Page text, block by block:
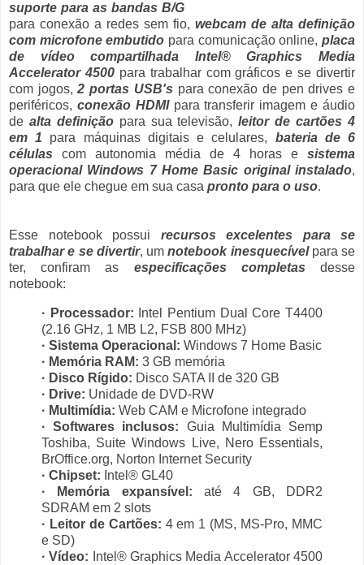
suporte para as bandas B/G
para conexão a redes sem fio, webcam de alta definição
com microfone embutido para comunicação online,placa
de vídeo compartilhada Intel® Graphics Media
Accelerator 4500para trabalhar com gráficos e se divertir
com jogos,2 portas USB's para conexão de pen drives e
periféricos, conexão HDMIpara transferir imagem e áudio
de alta definiçãopara sua televisão,leitor de cartões 4
em 1 para máquinas digitais e celulares, bateria de 6
células com autonomia média de 4 horas e sistema
operacional Windows 7 Home Basic original instalado,
para que ele chegue em sua casa pronto para o uso.
Esse notebook possui recursos excelentes para se
trabalhar e se divertir, um notebook inesquecívelpara se
ter, confiram as especificações completas desse
notebook:
· Processador: Intel Pentium Dual Core T4400
(2.16 GHz, 1 MB L2, FSB 800 MHz)
· Sistema Operacional: Windows 7 Home Basic
· Memória RAM: 3 GB memória
· Disco Rígido: Disco SATA II de 320 GB
· Drive: Unidade de DVD-RW
· Multimídia: Web CAM e Microfone integrado
· Softwares inclusos: Guia Multimídia Semp
Toshiba, Suite Windows Live, Nero Essentials,
BrOffice.org, Norton Internet Security
· Chipset: Intel® GL40
· Memória expansível: até 4 GB, DDR2
SDRAM em 2 slots
· Leitor de Cartões: 4 em 1 (MS, MS-Pro, MMC
e SD)
· Vídeo: Intel® Graphics Media Accelerator 4500